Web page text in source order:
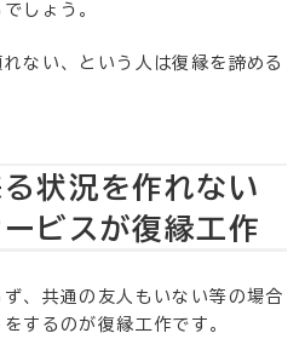
しょう。
ない、という人は復縁を諦める
状況を作れない
ビスが復縁工作
、共通の友人もいない等の場合
するのが復縁工作です。